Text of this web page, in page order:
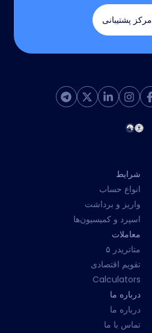
مرکز پشتیبانی
شرایط
انواع حساب
واریز و برداشت
اسپرد و کمیسیون‌ها
معاملات
متاتریدر ۵
تقویم اقتصادی
Calculators
درباره ما
درباره ما
تماس با ما